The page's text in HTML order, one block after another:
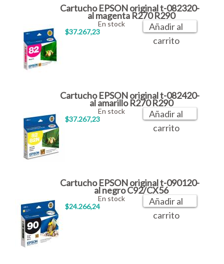
Cartucho EPSON original t-082320-
al magenta R270 R290
$37.267,23
En stock
Añadir al
carrito
Cartucho EPSON original t-082420-
al amarillo R270 R290
$37.267,23
En stock
Añadir al
carrito
Cartucho EPSON original t-090120-
al negro C92/CX56
$24.266,24
En stock
Añadir al
carrito